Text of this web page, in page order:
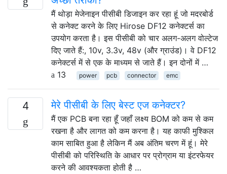
मैं थोड़ा मेजेनाइन पीसीबी डिजाइन कर रहा हूं जो मदरबोर्ड
से कनेक्ट करने के लिए Hirose DF12 कनेक्टर्स का
उपयोग करता है। इस पीसीबी को चार अलग-अलग वोल्टेज
दिए जाते हैं:, 10v, 3.3v, 48v (और ग्राउंड)। वे DF12
कनेक्टर्स में से एक के माध्यम से जाते हैं। इन दोनों में …
13
power pcb connector emc
4 मेरे पीसीबी के लिए बेस्ट एज कनेक्टर?
मैं एक PCB बना रहा हूँ जहाँ लक्ष्य BOM को कम से कम
रखना है और लागत को कम करना है। यह काफी मुश्किल
काम साबित हुआ है लेकिन मैं अब अंतिम चरण में हूं। मेरे
पीसीबी को परिस्थिति के आधार पर प्रोग्राम या इंटरफेयर
करने की आवश्यकता होती है …